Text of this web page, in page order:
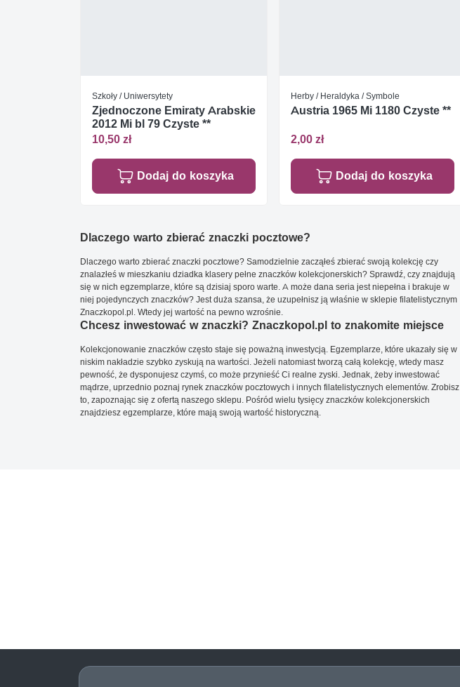
Szkoły / Uniwersytety
Zjednoczone Emiraty Arabskie
2012 Mi bl 79 Czyste **
10,50 zł
Dodaj do koszyka
Herby / Heraldyka / Symbole
Austria 1965 Mi 1180 Czyste **
2,00 zł
Dodaj do koszyka
Dlaczego warto zbierać znaczki pocztowe?
Dlaczego warto zbierać znaczki pocztowe? Samodzielnie zacząłeś zbierać swoją kolekcję czy
znalazłeś w mieszkaniu dziadka klasery pełne znaczków kolekcjonerskich? Sprawdź, czy znajdują
się w nich egzemplarze, które są dzisiaj sporo warte. A może dana seria jest niepełna i brakuje w
niej pojedynczych znaczków? Jest duża szansa, że uzupełnisz ją właśnie w sklepie filatelistycznym
Znaczkopol.pl. Wtedy jej wartość na pewno wzrośnie.
Chcesz inwestować w znaczki? Znaczkopol.pl to znakomite miejsce
Kolekcjonowanie znaczków często staje się poważną inwestycją. Egzemplarze, które ukazały się w
niskim nakładzie szybko zyskują na wartości. Jeżeli natomiast tworzą całą kolekcję, wtedy masz
pewność, że dysponujesz czymś, co może przynieść Ci realne zyski. Jednak, żeby inwestować
mądrze, uprzednio poznaj rynek znaczków pocztowych i innych filatelistycznych elementów. Zrobisz
to, zapoznając się z ofertą naszego sklepu. Pośród wielu tysięcy znaczków kolekcjonerskich
znajdziesz egzemplarze, które mają swoją wartość historyczną.